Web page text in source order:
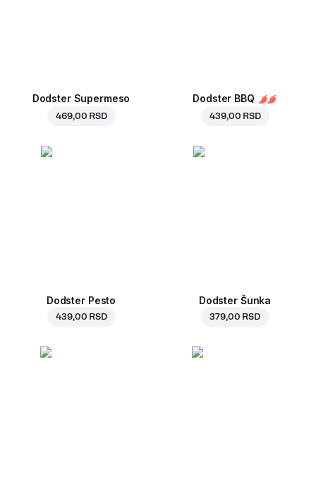
Dodster Supermeso
469,00 RSD
Dodster BBQ
439,00 RSD
Dodster Pesto
439,00 RSD
Dodster Šunka
379,00 RSD